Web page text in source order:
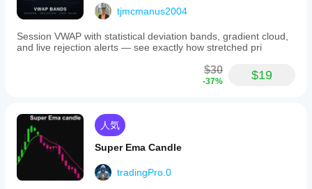
tjmcmanus2004
Session VWAP with statistical deviation bands, gradient cloud,
and live rejection alerts — see exactly how stretched pri
$30
-37% $19
人気
Super Ema Candle
tradingPro.0